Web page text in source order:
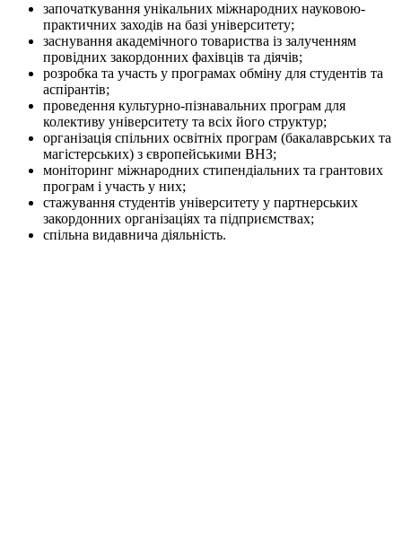
започаткування унікальних міжнародних науковою-
практичних заходів на базі університету;
заснування академічного товариства із залученням
провідних закордонних фахівців та діячів;
розробка та участь у програмах обміну для студентів та
аспірантів;
проведення культурно-пізнавальних програм для
колективу університету та всіх його структур;
організація спільних освітніх програм (бакалаврських та
магістерських) з європейськими ВНЗ;
моніторинг міжнародних стипендіальних та грантових
програм і участь у них;
стажування студентів університету у партнерських
закордонних організаціях та підприємствах;
спільна видавнича діяльність.